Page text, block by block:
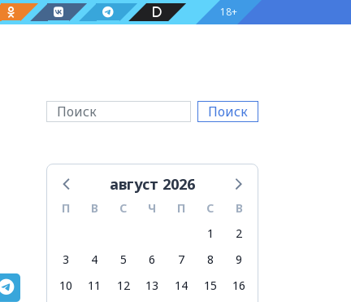
18+
Поиск
август 2026
П В С Ч П С
В
1
2
3
4 5 6 7 8
9
10
11 12 13 14 15
16